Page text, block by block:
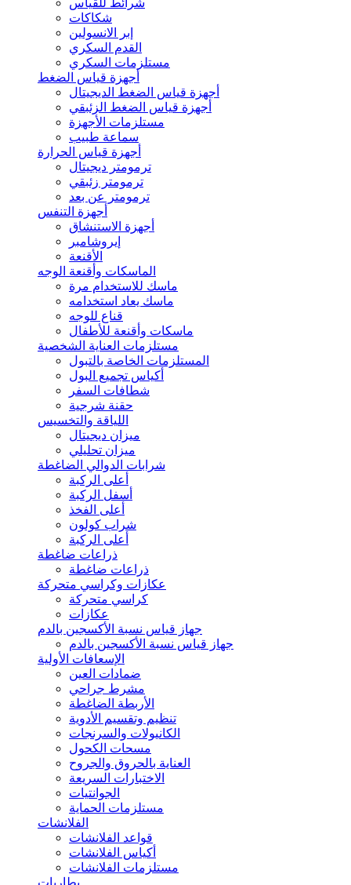
شرائط للقياس
شكاكات
إبر الانسولين
القدم السكري
مستلزمات السكري
أجهزة قياس الضغط
أجهزة قياس الضغط الديجيتال
أجهزة قياس الضغط الزئبقي
مستلزمات الأجهزة
سماعة طبيب
أجهزة قياس الحرارة
ترمومتر ديجيتال
ترمومتر زئبقي
ترمومتر عن بعد
أجهزة التنفس
أجهزة الاستنشاق
إيروشامبر
الأقنعة
الماسكات وأقنعة الوجه
ماسك للاستخدام مرة
ماسك يعاد استخدامه
قناع للوجه
ماسكات وأقنعة للأطفال
مستلزمات العناية الشخصية
المستلزمات الخاصة بالتبول
أكياس تجميع البول
شطافات السفر
حقنة شرجية
اللياقة والتخسيس
ميزان ديجيتال
ميزان تحليلي
شرابات الدوالي الضاغطة
أعلى الركبة
أسفل الركبة
أعلى الفخذ
شراب كولون
أعلى الركبة
ذراعات ضاغطة
ذراعات ضاغطة
عكازات وكراسي متحركة
كراسي متحركة
عكازات
جهاز قياس نسبة الأكسجين بالدم
جهاز قياس نسبة الأكسجين بالدم
الإسعافات الأولية
ضمادات العين
مشرط جراحي
الأربطة الضاغطة
تنظيم وتقسيم الأدوية
الكانيولات والسرنجات
مسحات الكحول
العناية بالحروق والجروح
الاختبارات السريعة
الجوانتيات
مستلزمات الحماية
الفلانشات
قواعد الفلانشات
أكياس الفلانشات
مستلزمات الفلانشات
بطاريات